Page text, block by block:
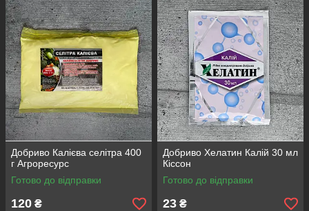
Добриво Калієва селітра 400
г Агроресурс
Готово до відправки
120 ₴
Добриво Хелатин Калій 30 мл
Кіссон
Готово до відправки
23 ₴